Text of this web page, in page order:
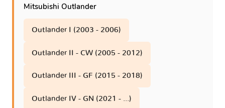
Mitsubishi Outlander
Outlander I (2003 - 2006)
Outlander II - CW (2005 - 2012)
Outlander III - GF (2015 - 2018)
Outlander IV - GN (2021 - ...)